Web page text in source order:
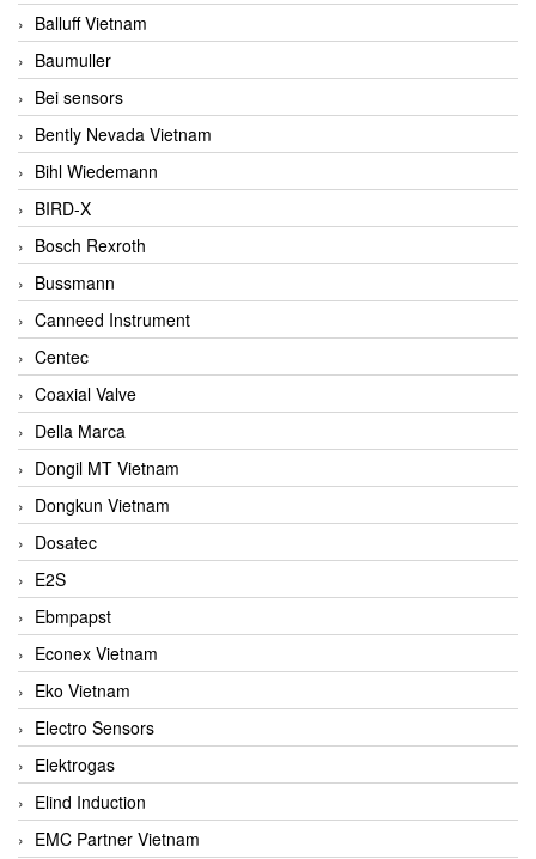
Balluff Vietnam
Baumuller
Bei sensors
Bently Nevada Vietnam
Bihl Wiedemann
BIRD-X
Bosch Rexroth
Bussmann
Canneed Instrument
Centec
Coaxial Valve
Della Marca
Dongil MT Vietnam
Dongkun Vietnam
Dosatec
E2S
Ebmpapst
Econex Vietnam
Eko Vietnam
Electro Sensors
Elektrogas
Elind Induction
EMC Partner Vietnam